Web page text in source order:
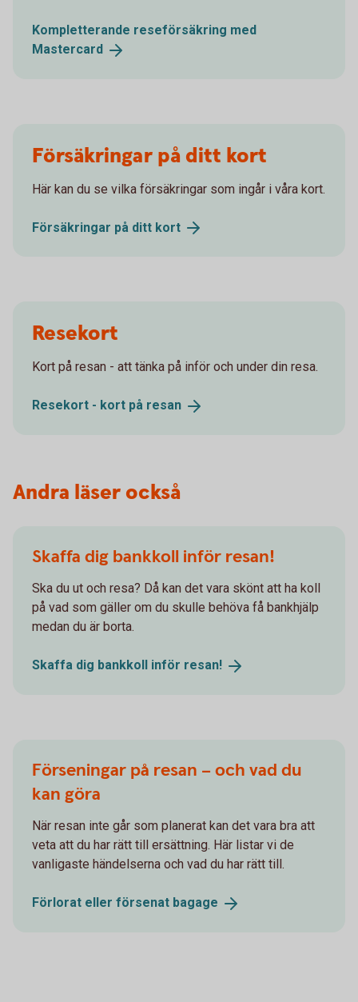
Kompletterande reseförsäkring med
Mastercard
Försäkringar på ditt kort
Här kan du se vilka försäkringar som ingår i våra kort.
Försäkringar på ditt kort
Resekort
Kort på resan - att tänka på inför och under din resa.
Resekort - kort på resan
Andra läser också
Skaffa dig bankkoll inför resan!
Ska du ut och resa? Då kan det vara skönt att ha koll
på vad som gäller om du skulle behöva få bankhjälp
medan du är borta.
Skaffa dig bankkoll inför resan!
Förseningar på resan – och vad du
kan göra
När resan inte går som planerat kan det vara bra att
veta att du har rätt till ersättning. Här listar vi de
vanligaste händelserna och vad du har rätt till.
Förlorat eller försenat bagage